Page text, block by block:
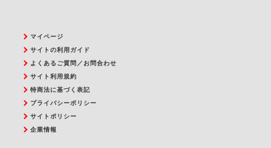
マイページ
サイトの利用ガイド
よくあるご質問／お問合わせ
サイト利用規約
特商法に基づく表記
プライバシーポリシー
サイトポリシー
企業情報